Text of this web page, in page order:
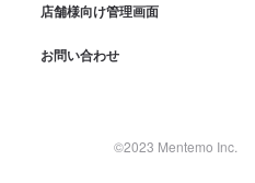
店舗様向け管理画面
お問い合わせ
©2023 Mentemo Inc.